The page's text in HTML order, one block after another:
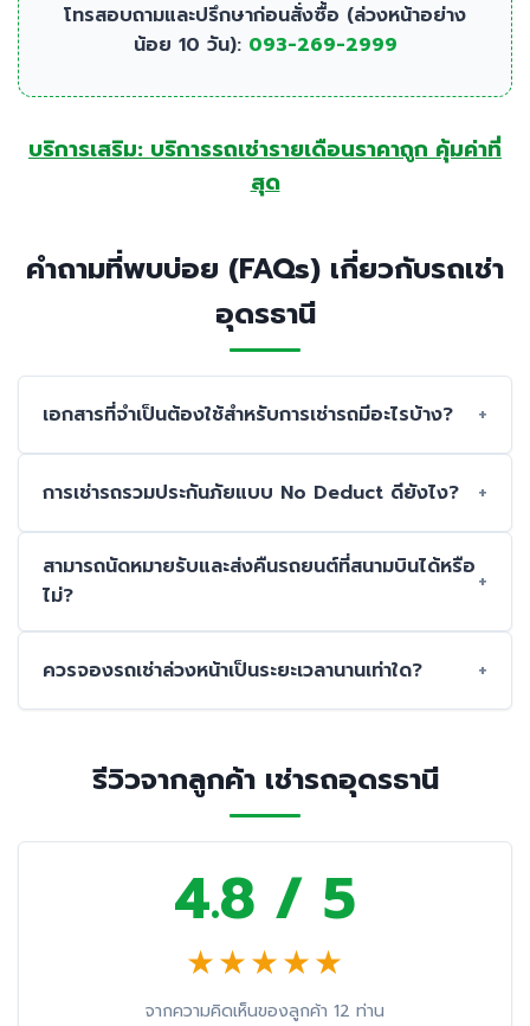
โทรสอบถามและปรึกษาก่อนสั่งซื้อ (ล่วงหน้าอย่าง
น้อย 10 วัน): 093-269-2999
บริการเสริม: บริการรถเช่ารายเดือนราคาถูก คุ้มค่าที่
สุด
คำถามที่พบบ่อย (FAQs) เกี่ยวกับรถเช่า
อุดรธานี
เอกสารที่จำเป็นต้องใช้สำหรับการเช่ารถมีอะไรบ้าง?
การเช่ารถรวมประกันภัยแบบ No Deduct ดียังไง?
สามารถนัดหมายรับและส่งคืนรถยนต์ที่สนามบินได้หรือ
ไม่?
ควรจองรถเช่าล่วงหน้าเป็นระยะเวลานานเท่าใด?
รีวิวจากลูกค้า เช่ารถอุดรธานี
4.8 / 5
★★★★★
จากความคิดเห็นของลูกค้า 12 ท่าน